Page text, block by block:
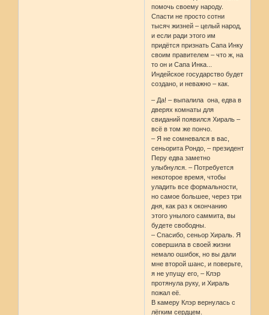
помочь своему народу.
Спасти не просто сотни
тысяч жизней – целый народ,
и если ради этого им
придётся признать Сапа Инку
своим правителем – что ж, на
то он и Сапа Инка...
Индейское государство будет
создано, и неважно – как.
– Да! – выпалила она, едва в
дверях комнаты для
свиданий появился Хираль –
всё в том же пончо.
– Я не сомневался в вас,
сеньорита Рондо, – президент
Перу едва заметно
улыбнулся. – Потребуется
некоторое время, чтобы
уладить все формальности,
но самое большее, через три
дня, как раз к окончанию
этого унылого саммита, вы
будете свободны.
– Спасибо, сеньор Хираль. Я
совершила в своей жизни
немало ошибок, но вы дали
мне второй шанс, и поверьте,
я не упущу его, – Клэр
протянула руку, и Хираль
пожал её.
В камеру Клэр вернулась с
лёгким сердцем.